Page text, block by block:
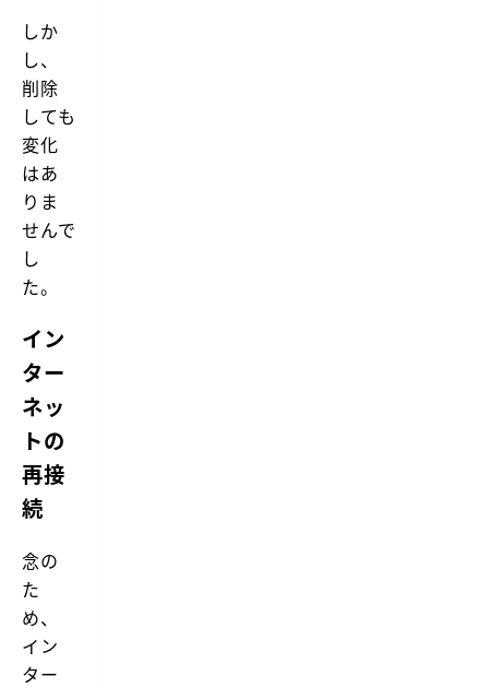
しか
し、
削除
しても
変化
はあ
りま
せんで
し
た。
イン
ター
ネッ
トの
再接
続
念の
た
め、
イン
ター